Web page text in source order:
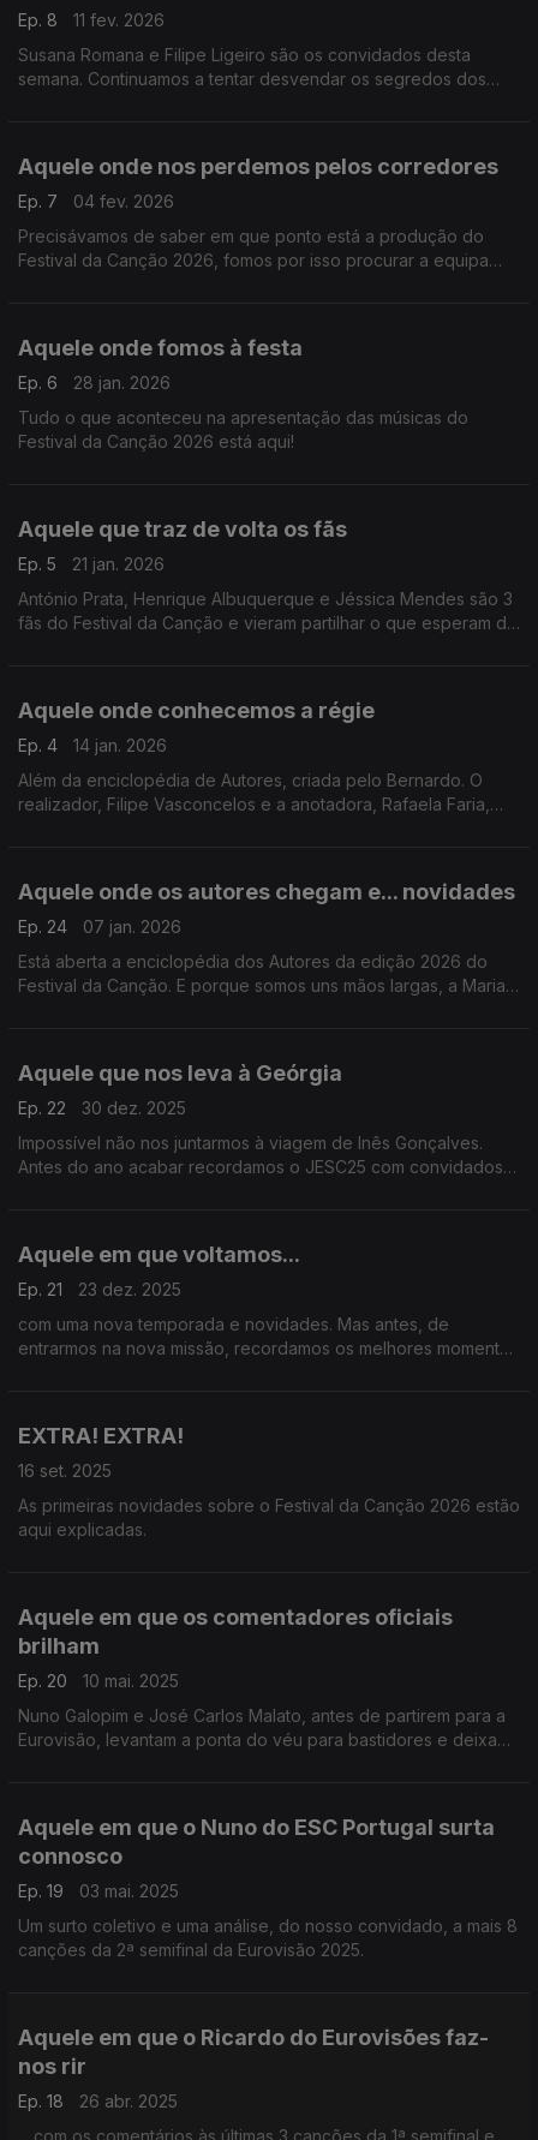
Ep. 8
11 fev. 2026
Susana Romana e Filipe Ligeiro são os convidados desta
semana. Continuamos a tentar desvendar os segredos dos
Aquele onde nos perdemos pelos corredores
Ep. 7
04 fev. 2026
Precisávamos de saber em que ponto está a produção do
Festival da Canção 2026, fomos por isso procurar a equipa
Aquele onde fomos à festa
Ep. 6
28 jan. 2026
Tudo o que aconteceu na apresentação das músicas do
Festival da Canção 2026 está aqui!
Aquele que traz de volta os fãs
Ep. 5
21 jan. 2026
António Prata, Henrique Albuquerque e Jéssica Mendes são 3
fãs do Festival da Canção e vieram partilhar o que esperam da
Aquele onde conhecemos a régie
Ep. 4
14 jan. 2026
Além da enciclopédia de Autores, criada pelo Bernardo. O
realizador, Filipe Vasconcelos e a anotadora, Rafaela Faria,
Aquele onde os autores chegam e... novidades
Ep. 24
07 jan. 2026
Está aberta a enciclopédia dos Autores da edição 2026 do
Festival da Canção. E porque somos uns mãos largas, a Maria
Aquele que nos leva à Geórgia
Ep. 22
30 dez. 2025
Impossível não nos juntarmos à viagem de Inês Gonçalves.
Antes do ano acabar recordamos o JESC25 com convidados
Aquele em que voltamos...
Ep. 21
23 dez. 2025
com uma nova temporada e novidades. Mas antes, de
entrarmos na nova missão, recordamos os melhores momentos
EXTRA! EXTRA!
16 set. 2025
As primeiras novidades sobre o Festival da Canção 2026 estão
aqui explicadas.
Aquele em que os comentadores oficiais
brilham
Ep. 20
10 mai. 2025
Nuno Galopim e José Carlos Malato, antes de partirem para a
Eurovisão, levantam a ponta do véu para bastidores e deixam
Aquele em que o Nuno do ESC Portugal surta
connosco
Ep. 19
03 mai. 2025
Um surto coletivo e uma análise, do nosso convidado, a mais 8
canções da 2ª semifinal da Eurovisão 2025.
Aquele em que o Ricardo do Eurovisões faz-
nos rir
Ep. 18
26 abr. 2025
... com os comentários às últimas 3 canções da 1ª semifinal e